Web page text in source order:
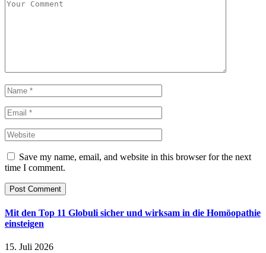
Save my name, email, and website in this browser for the next
time I comment.
Mit den Top 11 Globuli sicher und wirksam in die Homöopathie
einsteigen
15. Juli 2026